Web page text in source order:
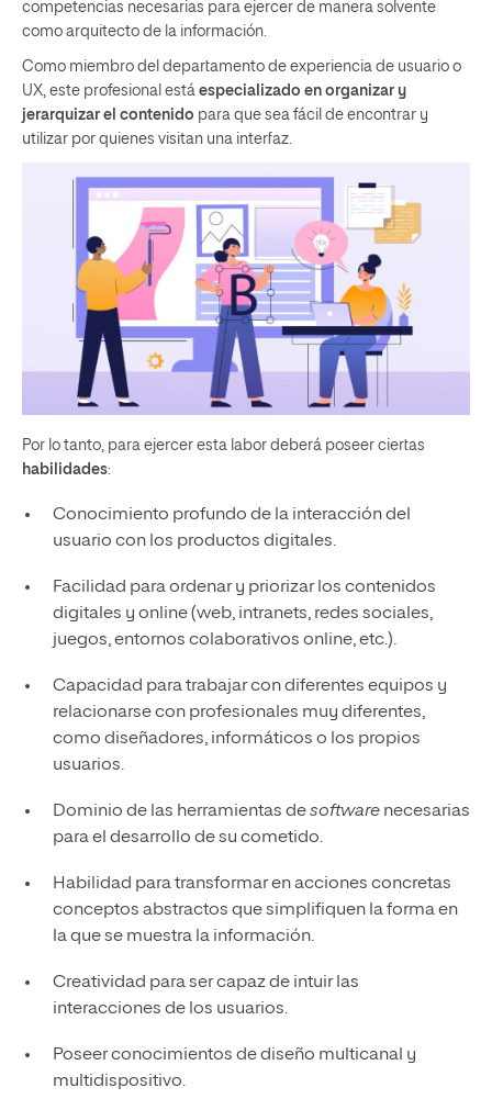
competencias necesarias para ejercer de manera solvente
como arquitecto de la información.
Como miembro del departamento de experiencia de usuario o
UX, este profesional está especializado en organizar y
jerarquizar el contenido para que sea fácil de encontrar y
utilizar por quienes visitan una interfaz.
Por lo tanto, para ejercer esta labor deberá poseer ciertas
habilidades:
Conocimiento profundo de la interacción del
usuario con los productos digitales.
Facilidad para ordenar y priorizar los contenidos
digitales y online (web, intranets, redes sociales,
juegos, entornos colaborativos online, etc.).
Capacidad para trabajar con diferentes equipos y
relacionarse con profesionales muy diferentes,
como diseñadores, informáticos o los propios
usuarios.
Dominio de las herramientas desoftwarenecesarias
para el desarrollo de su cometido.
Habilidad para transformar en acciones concretas
conceptos abstractos que simplifiquen la forma en
la que se muestra la información.
Creatividad para ser capaz de intuir las
interacciones de los usuarios.
Poseer conocimientos de diseño multicanal y
multidispositivo.